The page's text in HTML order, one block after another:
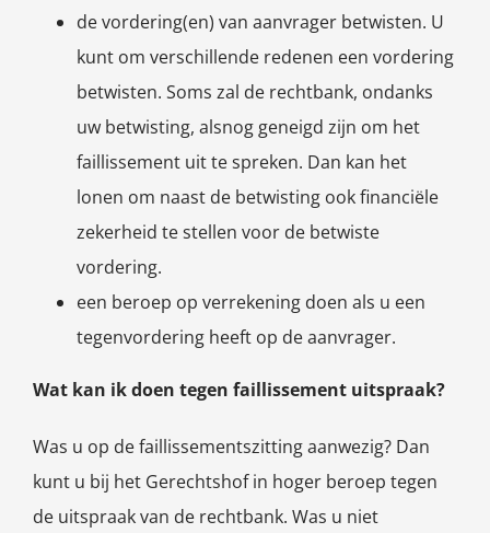
de vordering(en) van aanvrager betwisten. U
kunt om verschillende redenen een vordering
betwisten. Soms zal de rechtbank, ondanks
uw betwisting, alsnog geneigd zijn om het
faillissement uit te spreken. Dan kan het
lonen om naast de betwisting ook financiële
zekerheid te stellen voor de betwiste
vordering.
een beroep op verrekening doen als u een
tegenvordering heeft op de aanvrager.
Wat kan ik doen tegen faillissement uitspraak?
Was u op de faillissementszitting aanwezig? Dan
kunt u bij het Gerechtshof in hoger beroep tegen
de uitspraak van de rechtbank. Was u niet